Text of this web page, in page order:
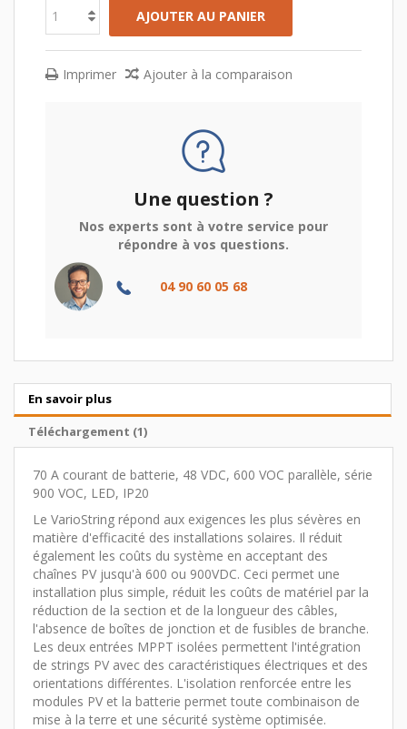
AJOUTER AU PANIER
Imprimer Ajouter à la comparaison
Une question ?
Nos experts sont à votre service pour
répondre à vos questions.
04 90 60 05 68
En savoir plus
Téléchargement (1)
70 A courant de batterie, 48 VDC, 600 VOC parallèle, série
900 VOC, LED, IP20
Le VarioString répond aux exigences les plus sévères en
matière d'efficacité des installations solaires. Il réduit
également les coûts du système en acceptant des
chaînes PV jusqu'à 600 ou 900VDC. Ceci permet une
installation plus simple, réduit les coûts de matériel par la
réduction de la section et de la longueur des câbles,
l'absence de boîtes de jonction et de fusibles de branche.
Les deux entrées MPPT isolées permettent l'intégration
de strings PV avec des caractéristiques électriques et des
orientations différentes. L'isolation renforcée entre les
modules PV et la batterie permet toute combinaison de
mise à la terre et une sécurité système optimisée.